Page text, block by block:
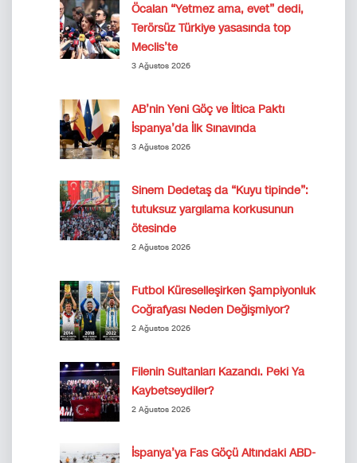
Öcalan “Yetmez ama, evet” dedi,
Terörsüz Türkiye yasasında top
Meclis’te
3 Ağustos 2026
AB’nin Yeni Göç ve İltica Paktı
İspanya’da İlk Sınavında
3 Ağustos 2026
Sinem Dedetaş da “Kuyu tipinde”:
tutuksuz yargılama korkusunun
ötesinde
2 Ağustos 2026
Futbol Küreselleşirken Şampiyonluk
Coğrafyası Neden Değişmiyor?
2 Ağustos 2026
Filenin Sultanları Kazandı. Peki Ya
Kaybetseydiler?
2 Ağustos 2026
İspanya’ya Fas Göçü Altındaki ABD-